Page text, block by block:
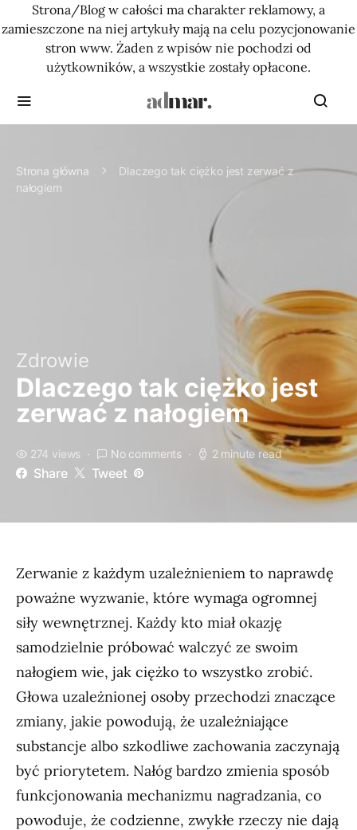
Strona/Blog w całości ma charakter reklamowy, a
zamieszczone na niej artykuły mają na celu pozycjonowanie
stron www. Żaden z wpisów nie pochodzi od
użytkowników, a wszystkie zostały opłacone.
Strona główna
Dlaczego tak ciężko jest zerwać z
nałogiem
Zdrowie
Dlaczego tak ciężko jest
zerwać z nałogiem
274 views No comments 2 minute read
Share Tweet
Zerwanie z każdym uzależnieniem to naprawdę
poważne wyzwanie, które wymaga ogromnej
siły wewnętrznej. Każdy kto miał okazję
samodzielnie próbować walczyć ze swoim
nałogiem wie, jak ciężko to wszystko zrobić.
Głowa uzależnionej osoby przechodzi znaczące
zmiany, jakie powodują, że uzależniające
substancje albo szkodliwe zachowania zaczynają
być priorytetem. Nałóg bardzo zmienia sposób
funkcjonowania mechanizmu nagradzania, co
powoduje, że codzienne, zwykłe rzeczy nie dają